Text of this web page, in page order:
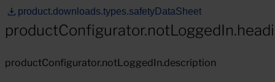
product.downloads.types.safetyDataSheet
productConfigurator.notLoggedIn.description